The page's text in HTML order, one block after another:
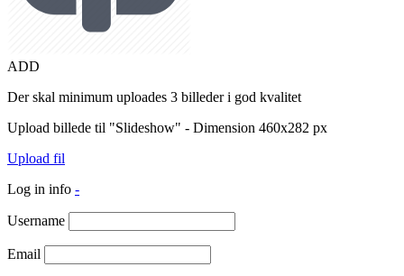
ADD
Der skal minimum uploades 3 billeder i god kvalitet
Upload billede til "Slideshow" - Dimension 460x282 px
Upload fil
Log in info -
Username
Email